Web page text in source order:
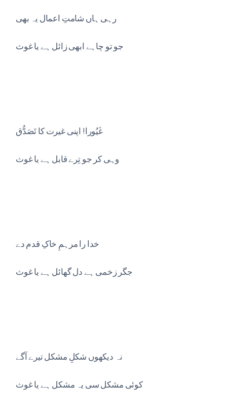
رہی ہاں شامتِ اعمال یہ بھی
جو تو چاہے ابھی زائل ہے یا غوث
غَیُورا! اپنی غیرت کا تَصَدُّق
وہی کر جو تِرے قابل ہے یا غوث
خدا را مرہمِ خاکِ قدم دے
جگر زخمی ہے دل گھائل ہے یا غوث
نہ دیکھوں شکلِ مشکل تیرے آگے
کوئی مشکل سی یہ مشکل ہے یا غوث